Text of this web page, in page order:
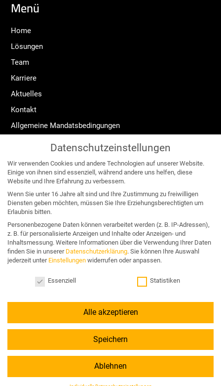
Menü
Home
Lösungen
Team
Karriere
Aktuelles
Kontakt
Allgemeine Mandatsbedingungen
Datenschutzerklärung
Angebote für:
Unternehmen & Organisation
Business & Wettbewerb
Konflikt & Krise
Datenschutzeinstellungen
Wir verwenden Cookies und andere Technologien auf unserer Website.
Einige von ihnen sind essenziell, während andere uns helfen, diese
Website und Ihre Erfahrung zu verbessern.
Wenn Sie unter 16 Jahre alt sind und Ihre Zustimmung zu freiwilligen
Diensten geben möchten, müssen Sie Ihre Erziehungsberechtigten um
Erlaubnis bitten.
Personenbezogene Daten können verarbeitet werden (z. B. IP-Adressen),
z. B. für personalisierte Anzeigen und Inhalte oder Anzeigen- und
Inhaltsmessung. Weitere Informationen über die Verwendung Ihrer Daten
finden Sie in unserer Datenschutzerklärung. Sie können Ihre Auswahl
jederzeit unter Einstellungen widerrufen oder anpassen.
Essenziell
Statistiken
Alle akzeptieren
Speichern
Ablehnen